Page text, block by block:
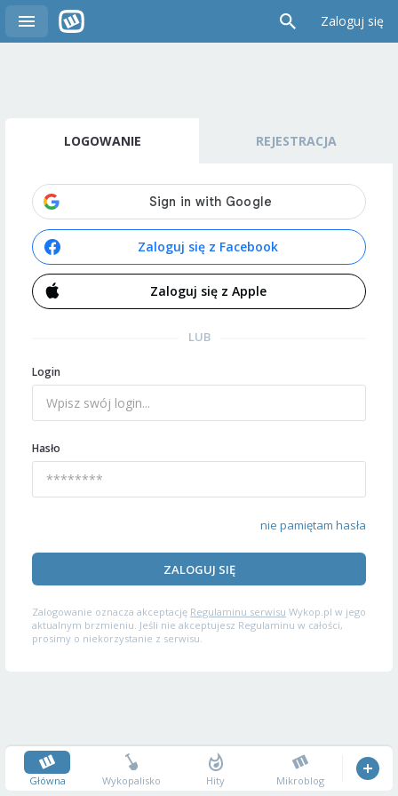
Zaloguj się
LOGOWANIE REJESTRACJA
Zaloguj się z Facebook
Zaloguj się z Apple
LUB
Login
Hasło
nie pamiętam hasła
ZALOGUJ SIĘ
Zalogowanie oznacza akceptację Regulaminu serwisu Wykop.pl w jego
aktualnym brzmieniu. Jeśli nie akceptujesz Regulaminu w całości,
prosimy o niekorzystanie z serwisu.
Główna Wykopalisko Hity Mikroblog